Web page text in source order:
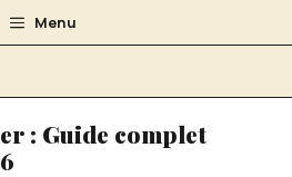
Menu
: Guide complet